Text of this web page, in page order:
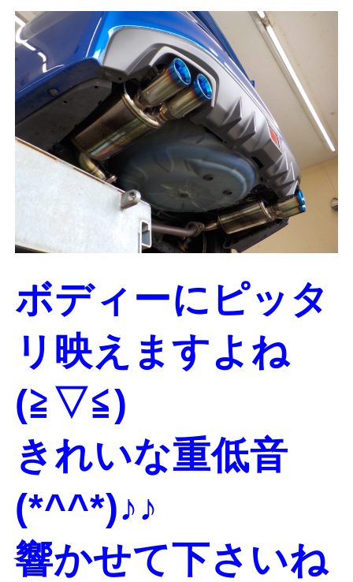
ボディーにピッタ
リ映えますよね
(≧▽≦)
きれいな重低音
(*^^*)♪♪
響かせて下さいね